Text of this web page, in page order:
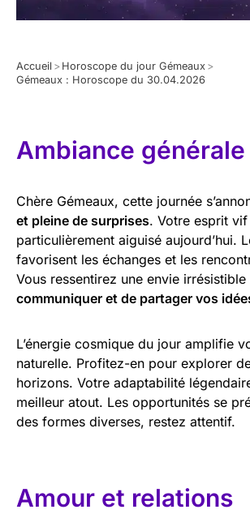
Accueil > Horoscope du jour Gémeaux >
Gémeaux : Horoscope du 30.04.2026
Ambiance
Chère Gémeaux, cette journée
et pleine de surprises. Votre esprit vif
particulièrement aiguisé aujourd’hui.
favorisent les échanges et les
Vous ressentirez une envie irrésistible
communiquer et de partager vos
L’énergie cosmique du jour amplifie
naturelle. Profitez-en pour explorer
horizons. Votre adaptabilité
meilleur atout. Les opportunités se
des formes diverses, restez attentif.
Amour et relations